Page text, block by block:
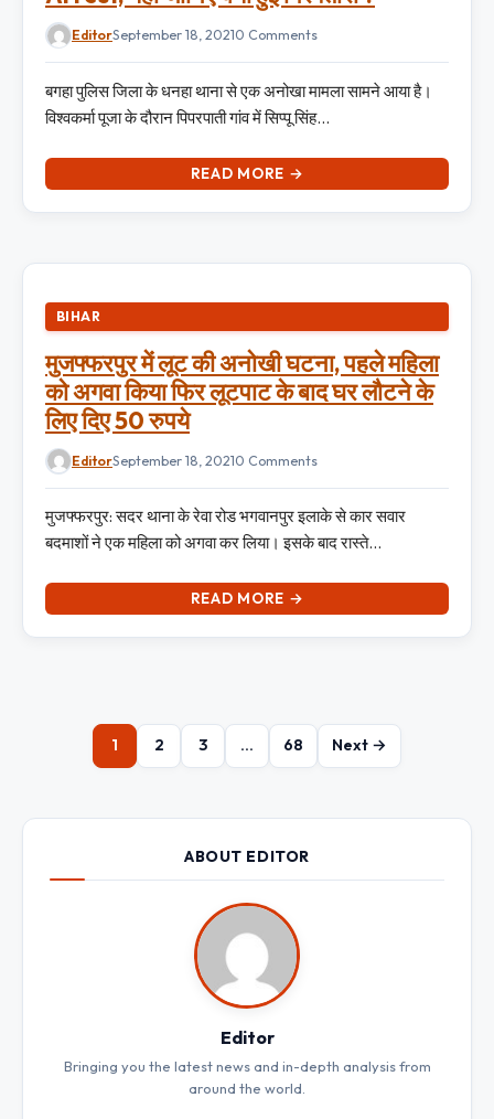
EditorSeptember 18, 20210 Comments
बगहा पुलिस जिला के धनहा थाना से एक अनोखा मामला सामने आया है।
विश्वकर्मा पूजा के दौरान पिपरपाती गांव में सिप्पू सिंह…
READ MORE →
BIHAR
मुजफ्फरपुर में लूट की अनोखी घटना, पहले महिला
को अगवा किया फिर लूटपाट के बाद घर लौटने के
लिए दिए 50 रुपये
EditorSeptember 18, 20210 Comments
मुजफ्फरपुर: सदर थाना के रेवा रोड भगवानपुर इलाके से कार सवार
बदमाशों ने एक महिला को अगवा कर लिया। इसके बाद रास्ते…
READ MORE →
1 2 3 … 68 Next →
ABOUT EDITOR
Editor
Bringing you the latest news and in-depth analysis from
around the world.